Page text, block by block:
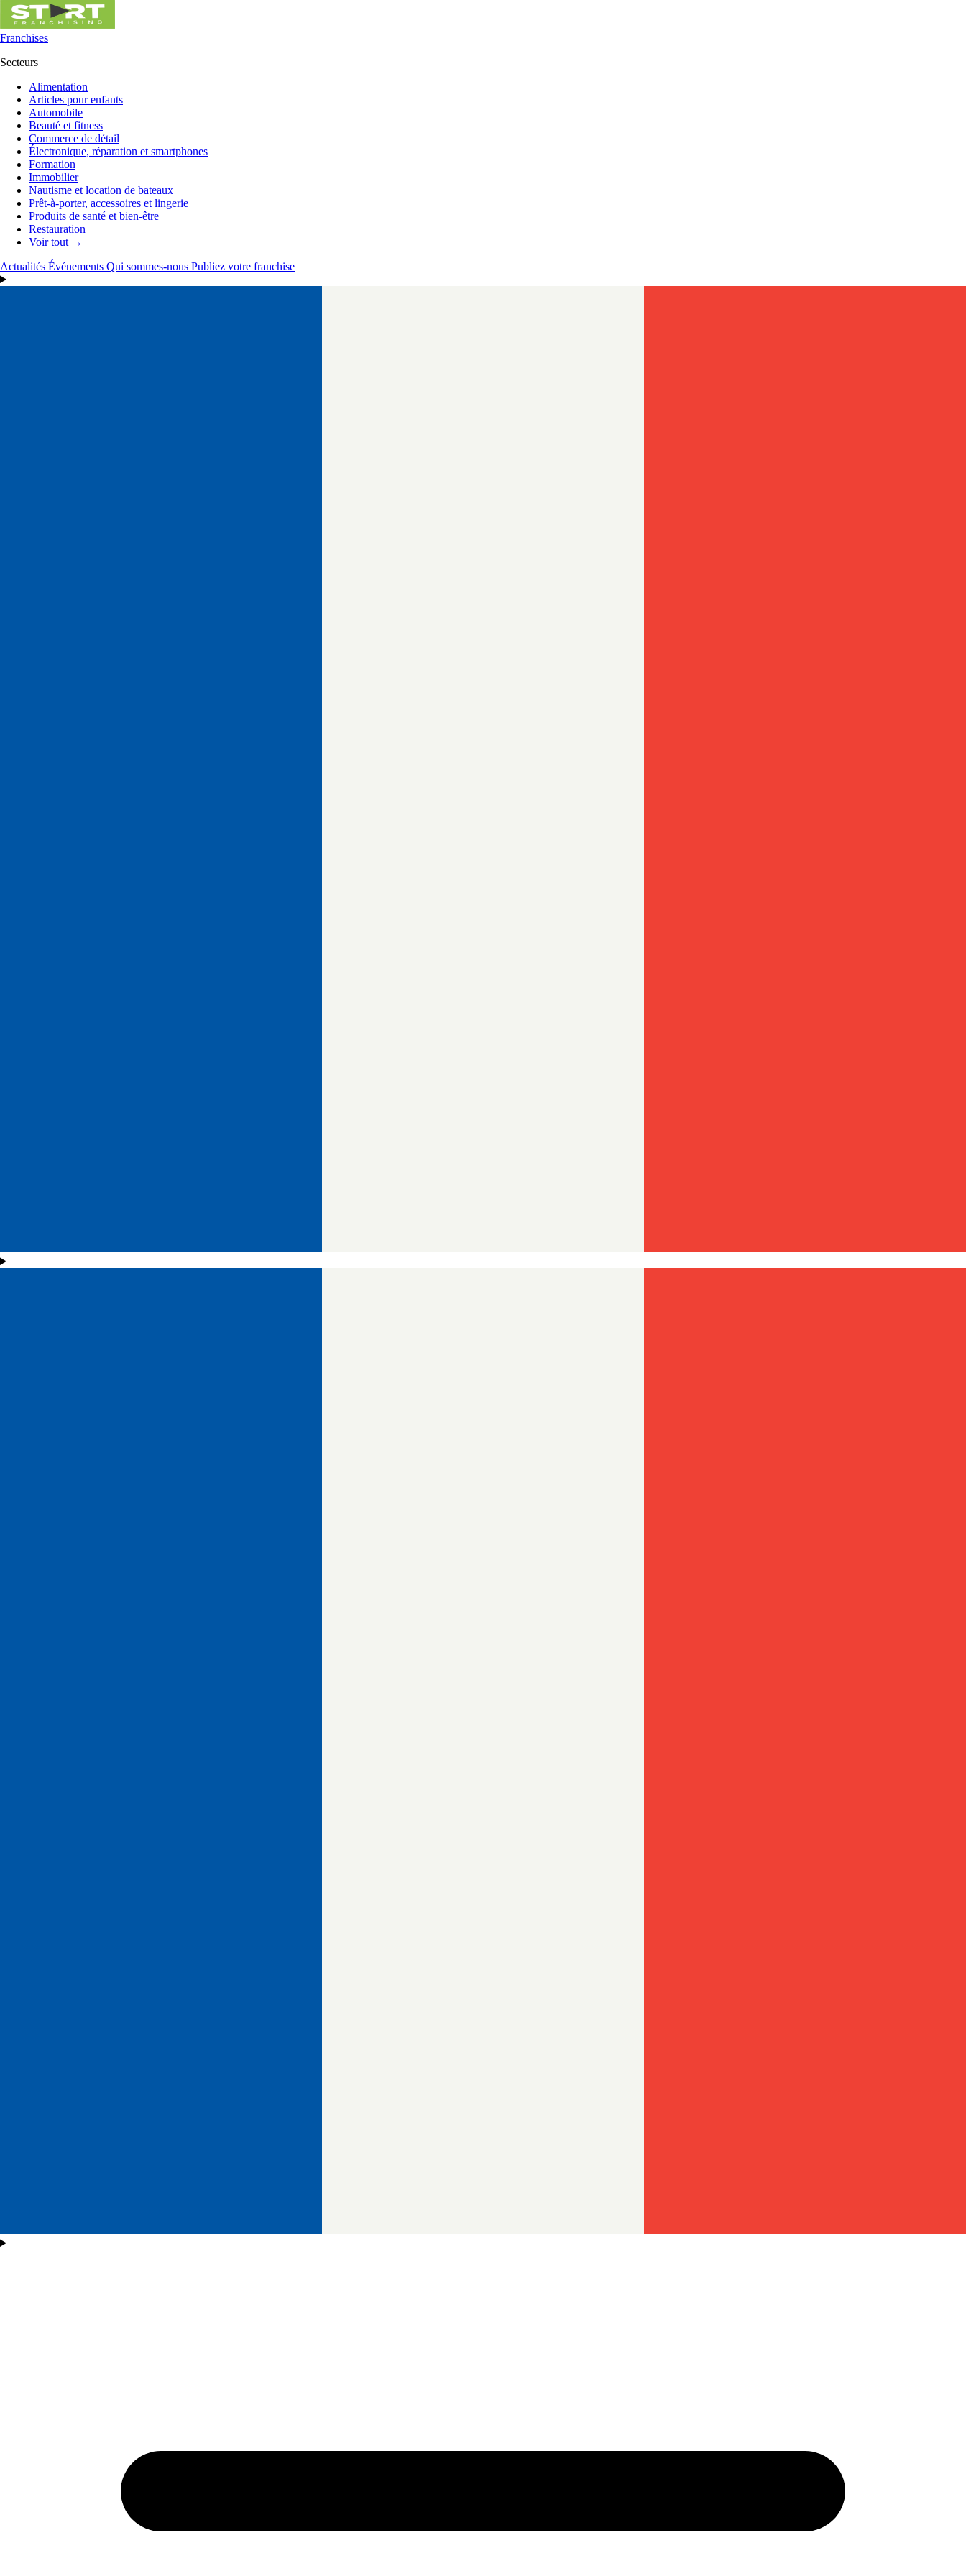
Franchises
Secteurs
Alimentation
Articles pour enfants
Automobile
Beauté et fitness
Commerce de détail
Électronique, réparation et smartphones
Formation
Immobilier
Nautisme et location de bateaux
Prêt-à-porter, accessoires et lingerie
Produits de santé et bien-être
Restauration
Voir tout →
Actualités Événements Qui sommes-nous Publiez votre franchise